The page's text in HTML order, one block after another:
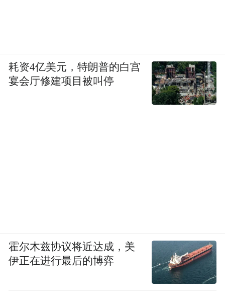
耗资4亿美元，特朗普的白宫
宴会厅修建项目被叫停
霍尔木兹协议将近达成，美
伊正在进行最后的博弈